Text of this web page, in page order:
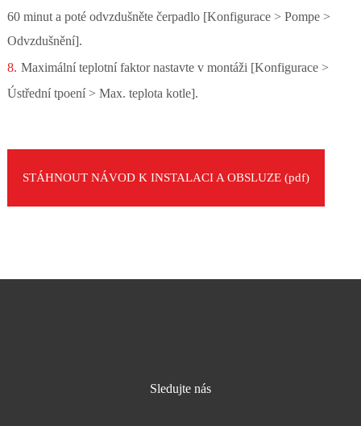
60 minut a poté odvzdušněte čerpadlo [Konfigurace > Pompe >
Odvzdušnění].
Maximální teplotní faktor nastavte v montáži [Konfigurace >
Ústřední tpoení > Max. teplota kotle].
STÁHNOUT NÁVOD K INSTALACI A OBSLUZE (pdf)
Sledujte nás